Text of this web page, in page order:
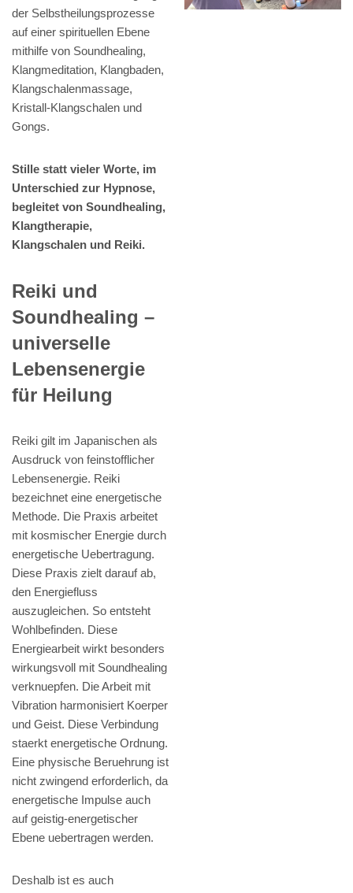
der Selbstheilungsprozesse
auf einer spirituellen Ebene
mithilfe von Soundhealing,
Klangmeditation, Klangbaden,
Klangschalenmassage,
Kristall-Klangschalen und
Gongs.
Stille statt vieler Worte, im
Unterschied zur Hypnose,
begleitet von Soundhealing,
Klangtherapie,
Klangschalen und Reiki.
Reiki und
Soundhealing –
universelle
Lebensenergie
für Heilung
Reiki gilt im Japanischen als
Ausdruck von feinstofflicher
Lebensenergie. Reiki
bezeichnet eine energetische
Methode. Die Praxis arbeitet
mit kosmischer Energie durch
energetische Uebertragung.
Diese Praxis zielt darauf ab,
den Energiefluss
auszugleichen. So entsteht
Wohlbefinden. Diese
Energiearbeit wirkt besonders
wirkungsvoll mit Soundhealing
verknuepfen. Die Arbeit mit
Vibration harmonisiert Koerper
und Geist. Diese Verbindung
staerkt energetische Ordnung.
Eine physische Beruehrung ist
nicht zwingend erforderlich, da
energetische Impulse auch
auf geistig-energetischer
Ebene uebertragen werden.
Deshalb ist es auch